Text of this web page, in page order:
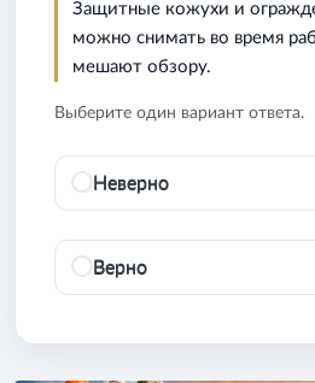
Защитные кожухи и
можно снимать во время
мешают обзору.
Выберите один вариант ответа.
Неверно
Верно